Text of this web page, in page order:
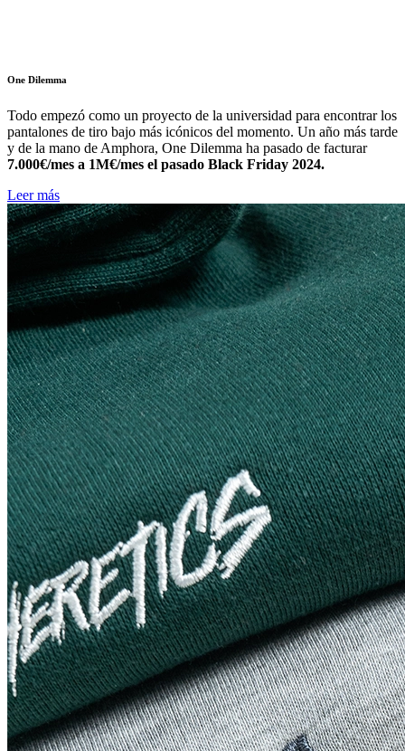
One Dilemma
Todo empezó como un proyecto de la universidad para encontrar los
pantalones de tiro bajo más icónicos del momento. Un año más tarde
y de la mano de Amphora, One Dilemma ha pasado de facturar
7.000€/mes a 1M€/mes el pasado Black Friday 2024.
Leer más